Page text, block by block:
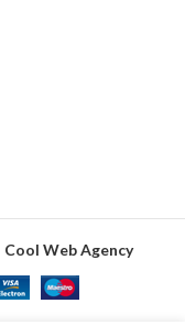
Cool Web Agency